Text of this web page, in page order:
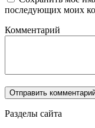
последующих моих
Комментарий
Разделы сайта